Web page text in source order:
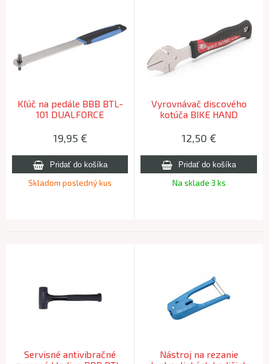
Kľúč na pedále BBB BTL-
101 DUALFORCE
19,95 €
Skladom posledný kus
Vyrovnávač discového
kotúča BIKE HAND
12,50 €
Na sklade 3 ks
Servisné antivibračné
Nástroj na rezanie